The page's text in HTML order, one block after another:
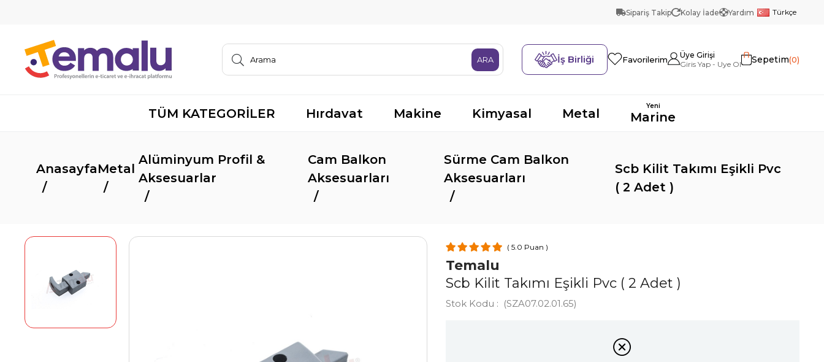
Sipariş Takip Kolay İade Yardım Türkçe
İş Birliği Favorilerim Üye Girişi Sepetim 0
TÜM KATEGORİLER Hırdavat Makine Kimyasal Metal Yeni
Marine
AnasayfaMetal
Alüminyum Profil &
Aksesuarlar
Cam Balkon
Aksesuarları
Sürme Cam Balkon
Aksesuarları
Scb Kilit Takımı Eşikli Pvc
( 2 Adet )
5.0
Temalu
Scb Kilit Takımı Eşikli Pvc ( 2 Adet )
Stok Kodu (SZA07.02.01.65)